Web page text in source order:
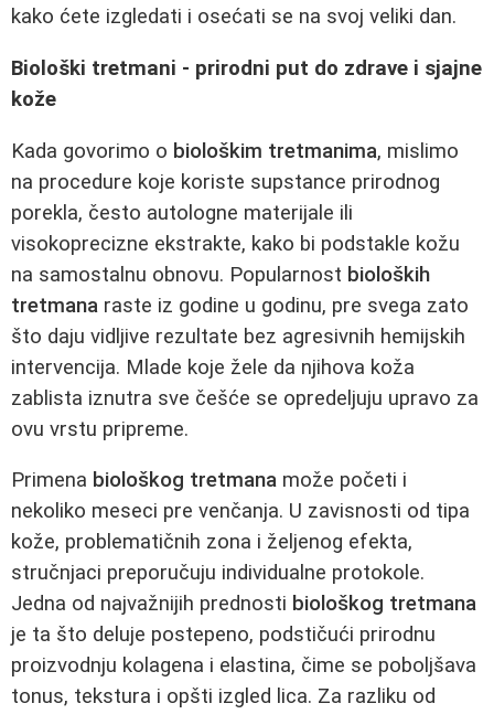
kako ćete izgledati i osećati se na svoj veliki dan.
Biološki tretmani - prirodni put do zdrave i sjajne
kože
Kada govorimo o biološkim tretmanima, mislimo
na procedure koje koriste supstance prirodnog
porekla, često autologne materijale ili
visokoprecizne ekstrakte, kako bi podstakle kožu
na samostalnu obnovu. Popularnost bioloških
tretmana raste iz godine u godinu, pre svega zato
što daju vidljive rezultate bez agresivnih hemijskih
intervencija. Mlade koje žele da njihova koža
zablista iznutra sve češće se opredeljuju upravo za
ovu vrstu pripreme.
Primena biološkog tretmana može početi i
nekoliko meseci pre venčanja. U zavisnosti od tipa
kože, problematičnih zona i željenog efekta,
stručnjaci preporučuju individualne protokole.
Jedna od najvažnijih prednosti biološkog tretmana
je ta što deluje postepeno, podstičući prirodnu
proizvodnju kolagena i elastina, čime se poboljšava
tonus, tekstura i opšti izgled lica. Za razliku od